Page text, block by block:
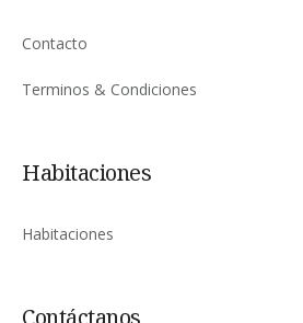
Contacto
Terminos & Condiciones
Habitaciones
Habitaciones
Contáctanos